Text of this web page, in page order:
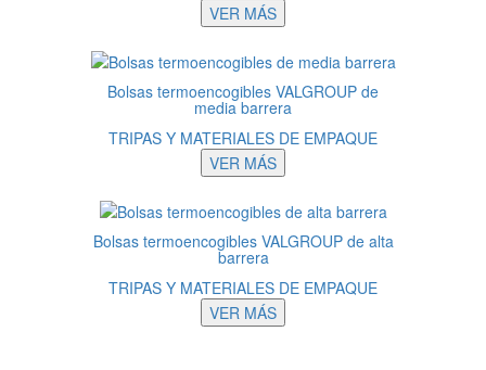
VER MÁS
Bolsas termoencogibles VALGROUP de
media barrera
TRIPAS Y MATERIALES DE EMPAQUE
VER MÁS
Bolsas termoencogibles VALGROUP de alta
barrera
TRIPAS Y MATERIALES DE EMPAQUE
VER MÁS